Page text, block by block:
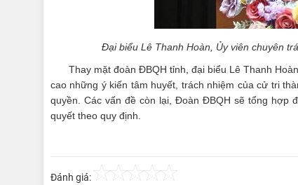
Đại biểu Lê Thanh Hoàn, Ủy viên chuyên
Thay mặt đoàn ĐBQH tỉnh, đại biểu Lê Thanh
cao những ý kiến tâm huyết, trách nhiệm của cử tri
quyền. Các vấn đề còn lại, Đoàn ĐBQH sẽ tổng hợp
quyết theo quy định.
Đánh giá: